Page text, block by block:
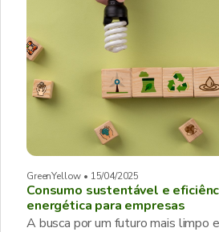
GreenYellow • 15/04/2025
Consumo sustentável e
energética para empresas
A busca por um futuro mais limpo